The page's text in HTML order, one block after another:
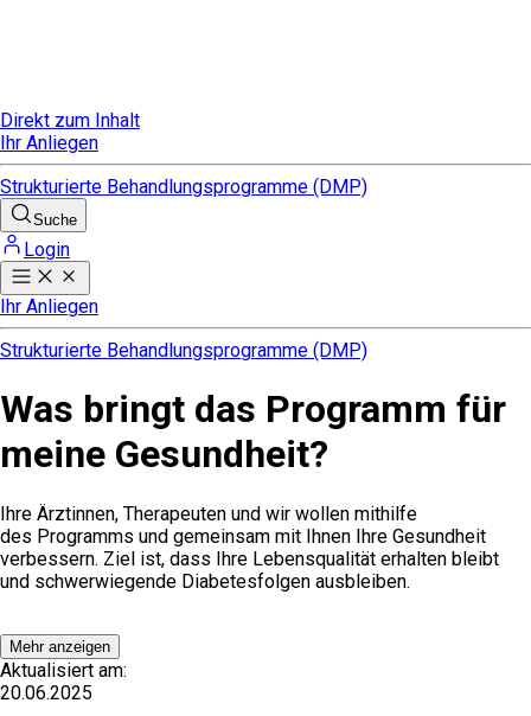
Direkt zum Inhalt
Ihr Anliegen
Strukturierte Behandlungsprogramme (DMP)
Suche
Login
Ihr Anliegen
Strukturierte Behandlungsprogramme (DMP)
Was bringt das Programm für
meine Gesundheit?
Ihre Ärztinnen, Therapeuten und wir wollen mithilfe
des Programms und gemeinsam mit Ihnen Ihre Gesundheit
verbessern. Ziel ist, dass Ihre Lebensqualität erhalten bleibt
und schwerwiegende Diabetesfolgen ausbleiben.
Mehr anzeigen
Aktualisiert am:
20.06.2025